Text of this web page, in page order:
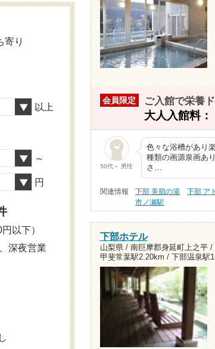
会員限定 ご入館で栄養
大人入館料
50代～ 男性
色々な浴槽があり
種類の画源泉画あ
さ…
関連情報 下部 美肌の湯 下部 ア
市ノ瀬駅
下部ホテル
山梨県 / 南巨摩郡身延町上之平 /
甲斐常葉駅2.20km / 下部温泉駅
寄り
以上
～
円
以下）
深夜営業